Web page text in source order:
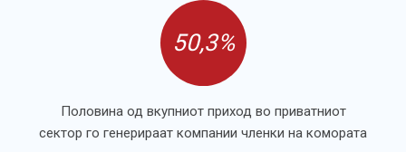
50,3%
Половина од вкупниот приход во приватниот
сектор го генерираат компании членки на комората